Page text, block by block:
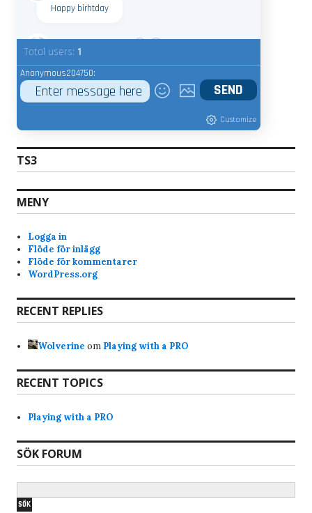
Happy birhtday
Whats your nic name ?
Anonymous189368 7/18/2025 9:22
Hi, why am i banned from the servers? Just got
server. Never been a shitchatter ingame. Mostly
just quite and play the game and have fun. Im a
since its low ping and nice people. alot of
swedish players that i am too.
im not the admin, but yesterday when you
automatically (at least your client) and that f-ed
up the connection for the rest. Again im not an
Bravo 7/17/2025 7:28
Hi, why am i banned from the servers? Just got
the notice when i tried joined skunck01 quake live
just quite and play the game and have fun. Im a
old quake player from the beginning of quake
Total users: 1
Anonymous204750:
Customize
TS3
MENY
Logga in
Flöde för inlägg
Flöde för kommentarer
WordPress.org
RECENT REPLIES
Wolverine om Playing with a PRO
RECENT TOPICS
Playing with a PRO
SÖK FORUM